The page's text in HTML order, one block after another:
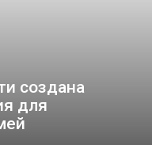
создана
для